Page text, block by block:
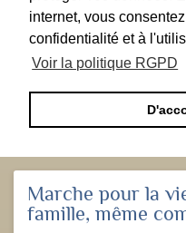
internet, vous
confidentialité et à
Voir la politique RGPD
Marche pour la
famille, même